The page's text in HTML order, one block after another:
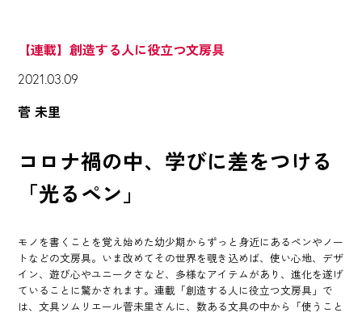
【連載】創造する人に役立つ文房具
2021.03.09
菅 未里
コロナ禍の中、学びに差をつける
「光るペン」
モノを書くことを覚え始めた幼少期からずっと身近にあるペンやノー
トなどの文房具。いま改めてその世界を覗き込めば、使い心地、デザ
イン、遊び心やユニークさなど、多様なアイテムがあり、進化を遂げ
ていることに驚かされます。連載「創造する人に役立つ文房具」で
は、文具ソムリエール菅未里さんに、数ある文具の中から「使うこと